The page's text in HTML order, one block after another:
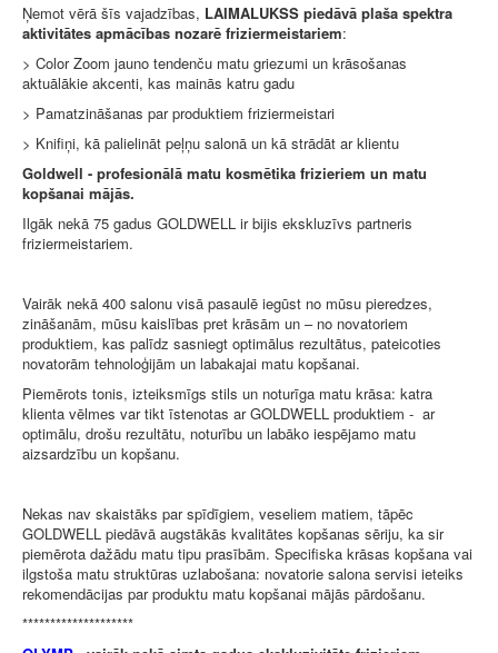
Ņemot vērā šīs vajadzības, LAIMALUKSS piedāvā plaša spektra
aktivitātes apmācības nozarē friziermeistariem:
> Color Zoom jauno tendenču matu griezumi un krāsošanas
aktuālākie akcenti, kas mainās katru gadu
> Pamatzināšanas par produktiem friziermeistari
> Knifiņi, kā palielināt peļņu salonā un kā strādāt ar klientu
Goldwell - profesionālā matu kosmētika frizieriem un matu
kopšanai mājās.
Ilgāk nekā 75 gadus GOLDWELL ir bijis ekskluzīvs partneris
friziermeistariem.
Vairāk nekā 400 salonu visā pasaulē iegūst no mūsu pieredzes,
zināšanām, mūsu kaislības pret krāsām un – no novatoriem
produktiem, kas palīdz sasniegt optimālus rezultātus, pateicoties
novatorām tehnoloģijām un labakajai matu kopšanai.
Piemērots tonis, izteiksmīgs stils un noturīga matu krāsa: katra
klienta vēlmes var tikt īstenotas ar GOLDWELL produktiem - ar
optimālu, drošu rezultātu, noturību un labāko iespējamo matu
aizsardzību un kopšanu.
Nekas nav skaistāks par spīdīgiem, veseliem matiem, tāpēc
GOLDWELL piedāvā augstākās kvalitātes kopšanas sēriju, ka sir
piemērota dažādu matu tipu prasībām. Specifiska krāsas kopšana vai
ilgstoša matu struktūras uzlabošana: novatorie salona servisi ieteiks
rekomendācijas par produktu matu kopšanai mājās pārdošanu.
********************